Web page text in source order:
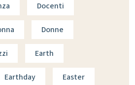
Docenti
Donne
Earth
Earthday Easter